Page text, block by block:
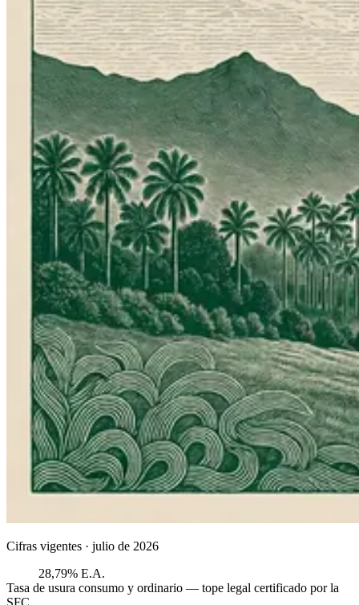
Cifras vigentes · julio de 2026
28,79% E.A.
Tasa de usura consumo y ordinario — tope legal certificado por la
SFC